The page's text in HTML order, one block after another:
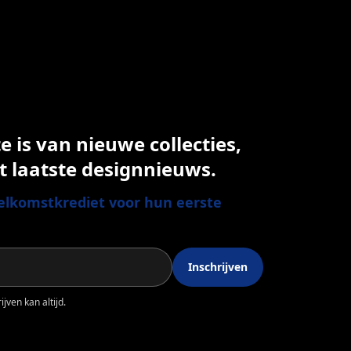
is van nieuwe collecties,
laatste designnieuws.
voor hun eerste
Inschrijven
kan altijd.